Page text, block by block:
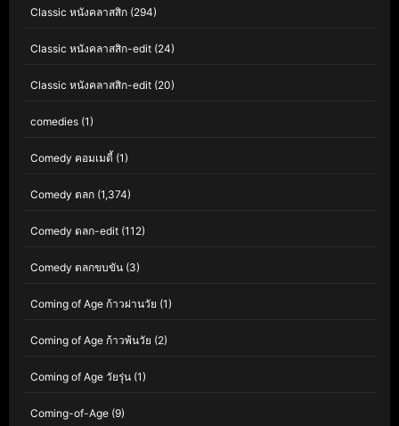
Classic หนังคลาสสิก (294)
Classic หนังคลาสสิก-edit (24)
Classic หนังคลาสสิก-edit (20)
comedies (1)
Comedy คอมเมดี้ (1)
Comedy ตลก (1,374)
Comedy ตลก-edit (112)
Comedy ตลกขบขัน (3)
Coming of Age ก้าวผ่านวัย (1)
Coming of Age ก้าวพ้นวัย (2)
Coming of Age วัยรุ่น (1)
Coming-of-Age (9)